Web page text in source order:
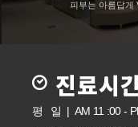
피부는 아름답게
진료시
평 일 | AM 11 :00 -